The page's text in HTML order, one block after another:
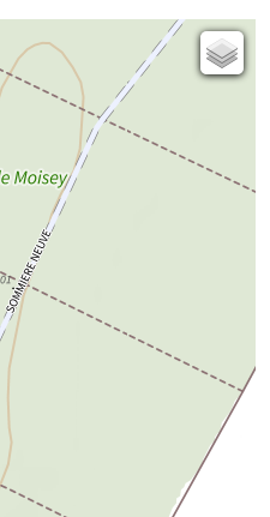
Parcellaire cadastral
Plan IGN